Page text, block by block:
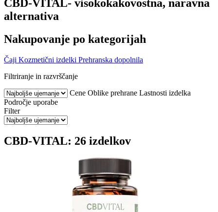
CBD-VITAL- visokokakovostna, naravna
alternativa
Nakupovanje po kategorijah
Čaji Kozmetični izdelki Prehranska dopolnila
Filtriranje in razvrščanje
Cene Oblike prehrane Lastnosti izdelka
Področje uporabe
Filter
CBD-VITAL: 26 izdelkov